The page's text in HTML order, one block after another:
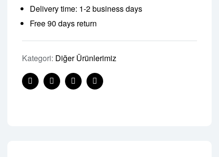
Delivery time: 1-2 business days
Free 90 days return
Kategori: Diğer Ürünlerimiz
FacebookTwitterLinkedinPinterest